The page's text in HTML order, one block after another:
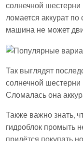
солнечной
ломается аккурат
машина не может
Так выглядят
солнечной шестерни
Сломалась она
Также важно знать,
гидроблок промыть
придётся покупать